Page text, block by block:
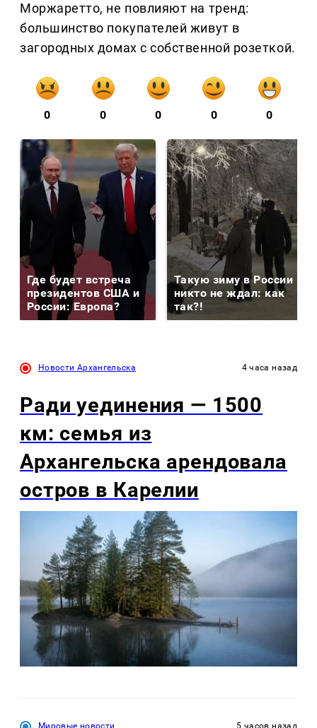
Моржаретто, не повлияют на тренд:
большинство покупателей живут в
загородных домах с собственной розеткой.
0 0 0 0 0
Где будет встреча
президентов США и
России: Европа?
Такую зиму в России
никто не ждал: как
так?!
Новости Архангельска 4 часа назад
Ради уединения — 1500
км: семья из
Архангельска арендовала
остров в Карелии